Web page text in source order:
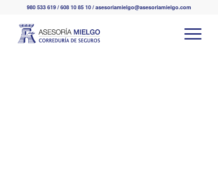
980 533 619 / 608 10 85 10 / asesoriamielgo@asesoriamielgo.com